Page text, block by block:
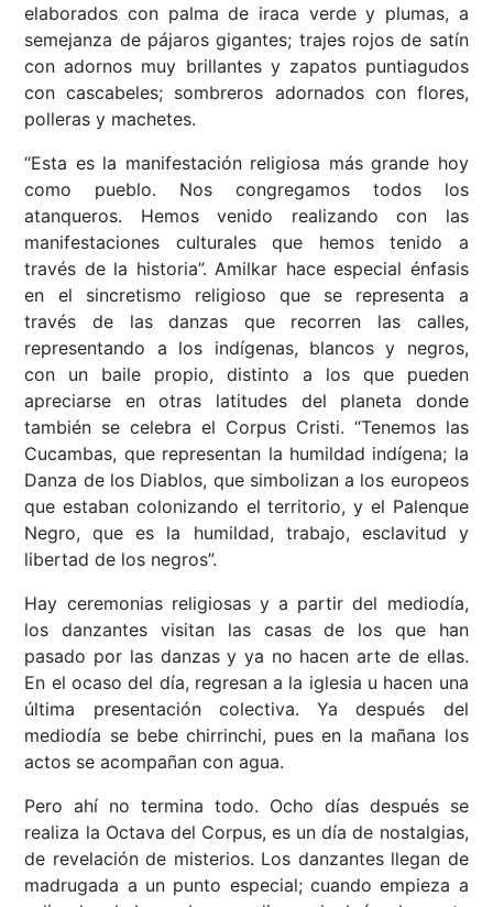
elaborados con palma de iraca verde y plumas, a
semejanza de pájaros gigantes; trajes rojos de satín
con adornos muy brillantes y zapatos puntiagudos
con cascabeles; sombreros adornados con flores,
polleras y machetes.
“Esta es la manifestación religiosa más grande hoy
como pueblo. Nos congregamos todos los
atanqueros. Hemos venido realizando con las
manifestaciones culturales que hemos tenido a
través de la historia”. Amilkar hace especial énfasis
en el sincretismo religioso que se representa a
través de las danzas que recorren las calles,
representando a los indígenas, blancos y negros,
con un baile propio, distinto a los que pueden
apreciarse en otras latitudes del planeta donde
también se celebra el Corpus Cristi. “Tenemos las
Cucambas, que representan la humildad indígena; la
Danza de los Diablos, que simbolizan a los europeos
que estaban colonizando el territorio, y el Palenque
Negro, que es la humildad, trabajo, esclavitud y
libertad de los negros”.
Hay ceremonias religiosas y a partir del mediodía,
los danzantes visitan las casas de los que han
pasado por las danzas y ya no hacen arte de ellas.
En el ocaso del día, regresan a la iglesia u hacen una
última presentación colectiva. Ya después del
mediodía se bebe chirrinchi, pues en la mañana los
actos se acompañan con agua.
Pero ahí no termina todo. Ocho días después se
realiza la Octava del Corpus, es un día de nostalgias,
de revelación de misterios. Los danzantes llegan de
madrugada a un punto especial; cuando empieza a